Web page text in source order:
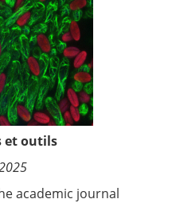
et outils
academic journal